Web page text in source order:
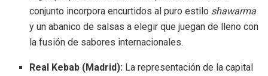
conjunto incorpora encurtidos al puro estilo shawarma
y un abanico de salsas a elegir que juegan de lleno con
la fusión de sabores internacionales.
Real Kebab (Madrid): La representación de la capital